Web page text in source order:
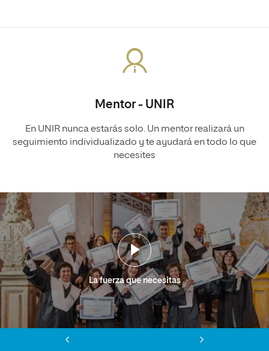
Mentor - UNIR
En UNIR nunca estarás solo. Un mentor realizará un
seguimiento individualizado y te ayudará en todo lo que
necesites
La fuerza que necesitas